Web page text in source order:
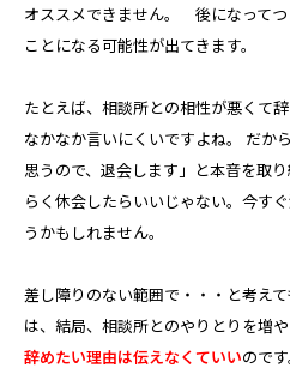
オススメできません。 後になって
ことになる可能性が出てきます。
たとえば、相談所との相性が悪くて
なかなか言いにくいですよね。 だか
思うので、退会します」と本音を取
らく休会したらいいじゃない。今す
うかもしれません。
差し障りのない範囲で・・・と考え
は、結局、相談所とのやりとりを増
辞めたい理由は伝えなくていいので